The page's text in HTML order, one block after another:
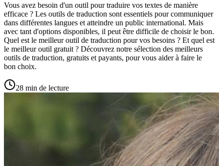
Vous avez besoin d'un outil pour traduire vos textes de manière
efficace ? Les outils de traduction sont essentiels pour communiquer
dans différentes langues et atteindre un public international. Mais
avec tant d'options disponibles, il peut être difficile de choisir le bon.
Quel est le meilleur outil de traduction pour vos besoins ? Et quel est
le meilleur outil gratuit ? Découvrez notre sélection des meilleurs
outils de traduction, gratuits et payants, pour vous aider à faire le
bon choix.
28 min de lecture